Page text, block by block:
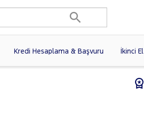
Kredi Hesaplama & Başvuru İkinci